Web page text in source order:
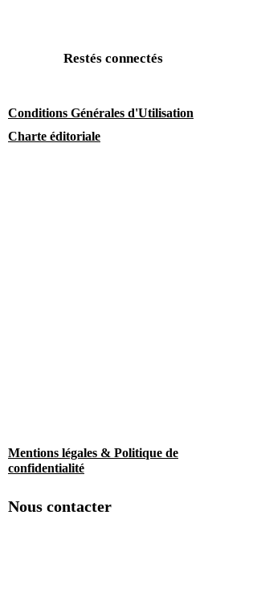
Restés connectés
Conditions Générales d'Utilisation
Charte éditoriale
Mentions légales & Politique de
confidentialité
Nous contacter